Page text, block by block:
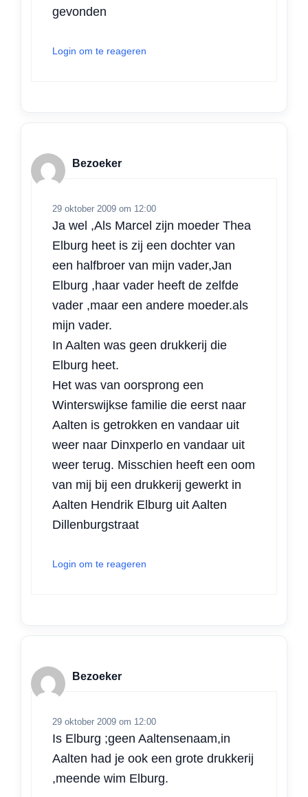
gevonden
Login om te reageren
Bezoeker
29 oktober 2009 om 12:00
Ja wel ,Als Marcel zijn moeder Thea
Elburg heet is zij een dochter van
een halfbroer van mijn vader,Jan
Elburg ,haar vader heeft de zelfde
vader ,maar een andere moeder.als
mijn vader.
In Aalten was geen drukkerij die
Elburg heet.
Het was van oorsprong een
Winterswijkse familie die eerst naar
Aalten is getrokken en vandaar uit
weer naar Dinxperlo en vandaar uit
weer terug. Misschien heeft een oom
van mij bij een drukkerij gewerkt in
Aalten Hendrik Elburg uit Aalten
Dillenburgstraat
Login om te reageren
Bezoeker
29 oktober 2009 om 12:00
Is Elburg ;geen Aaltensenaam,in
Aalten had je ook een grote drukkerij
,meende wim Elburg.